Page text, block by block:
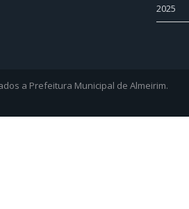
2025
a Prefeitura Municipal de Almeirim.